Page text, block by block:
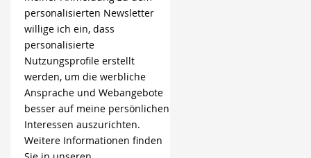
personalisierten Newsletter
willige ich ein, dass
personalisierte
Nutzungsprofile erstellt
werden, um die werbliche
Ansprache und Webangebote
besser auf meine persönlichen
Interessen auszurichten.
Weitere Informationen finden